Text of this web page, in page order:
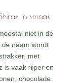
in smaak
niet in de
de naam wordt
met
is vaak rijper en
chocolade